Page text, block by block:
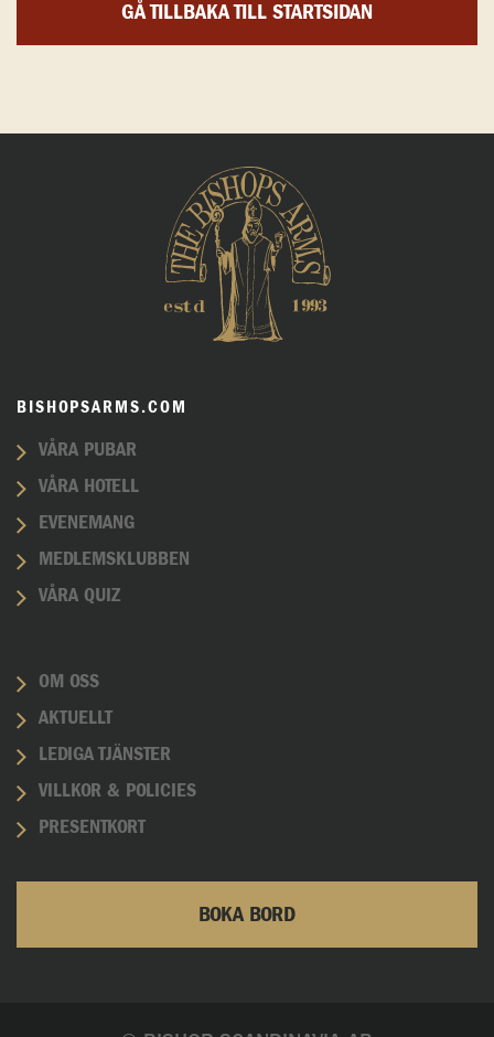
GÅ TILLBAKA TILL STARTSIDAN
BISHOPSARMS.COM
VÅRA PUBAR
VÅRA HOTELL
EVENEMANG
MEDLEMSKLUBBEN
VÅRA QUIZ
OM OSS
AKTUELLT
LEDIGA TJÄNSTER
VILLKOR & POLICIES
PRESENTKORT
BOKA BORD